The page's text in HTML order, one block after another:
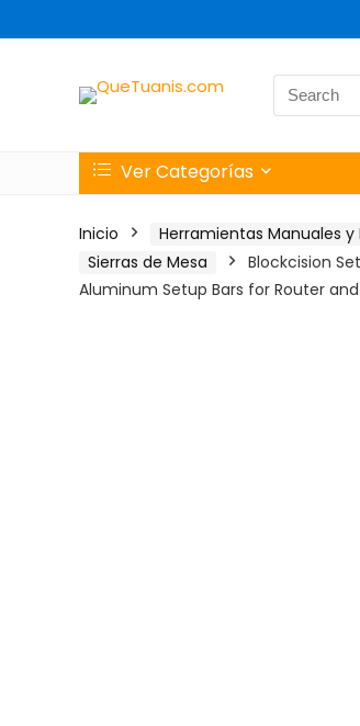
Search
for:
Ver Categorías
Inicio Herramientas Manuales y
Sierras de Mesa
Blockcision
Aluminum Setup Bars for Router